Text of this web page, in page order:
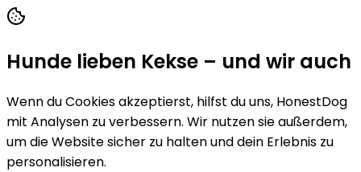
Hunde lieben Kekse – und wir auch
Wenn du Cookies akzeptierst, hilfst du uns, HonestDog
mit Analysen zu verbessern. Wir nutzen sie außerdem,
um die Website sicher zu halten und dein Erlebnis zu
personalisieren.